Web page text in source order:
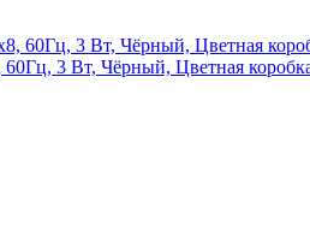
3 Вт, Чёрный, Цветная